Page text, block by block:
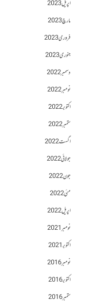
اپریل 2023
مارچ 2023
فروری 2023
جنوری 2023
دسمبر 2022
نومبر 2022
اکتوبر 2022
ستمبر 2022
اگست 2022
جولائی 2022
جون 2022
مئی 2022
اپریل 2022
نومبر 2021
اکتوبر 2021
نومبر 2016
اکتوبر 2016
ستمبر 2016